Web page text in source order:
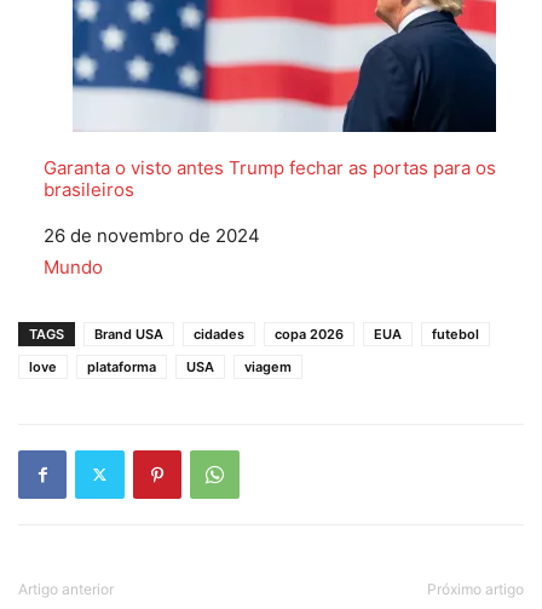
Garanta o visto antes Trump fechar as portas para os
brasileiros
Data
26 de novembro de 2024
Em relação a
Mundo
TAGS Brand USA cidades copa 2026 EUA
futebol
love
plataforma USA viagem
Artigo anterior Próximo artigo